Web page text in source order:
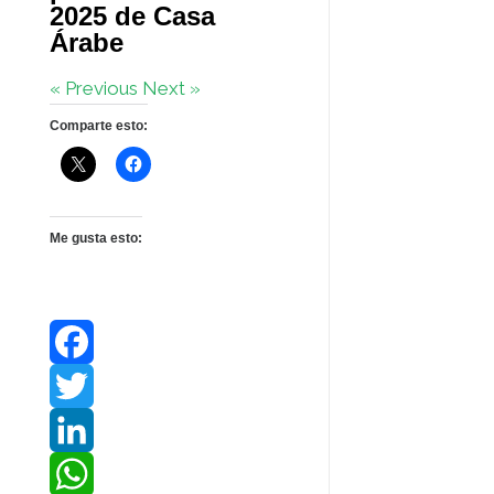
2025 de Casa
Árabe
« Previous Next »
Comparte esto:
Me gusta esto:
F
a
c
T
w
L